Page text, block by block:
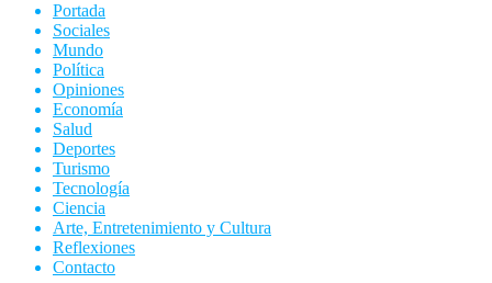
Portada
Sociales
Mundo
Política
Opiniones
Economía
Salud
Deportes
Turismo
Tecnología
Ciencia
Arte, Entretenimiento y Cultura
Reflexiones
Contacto